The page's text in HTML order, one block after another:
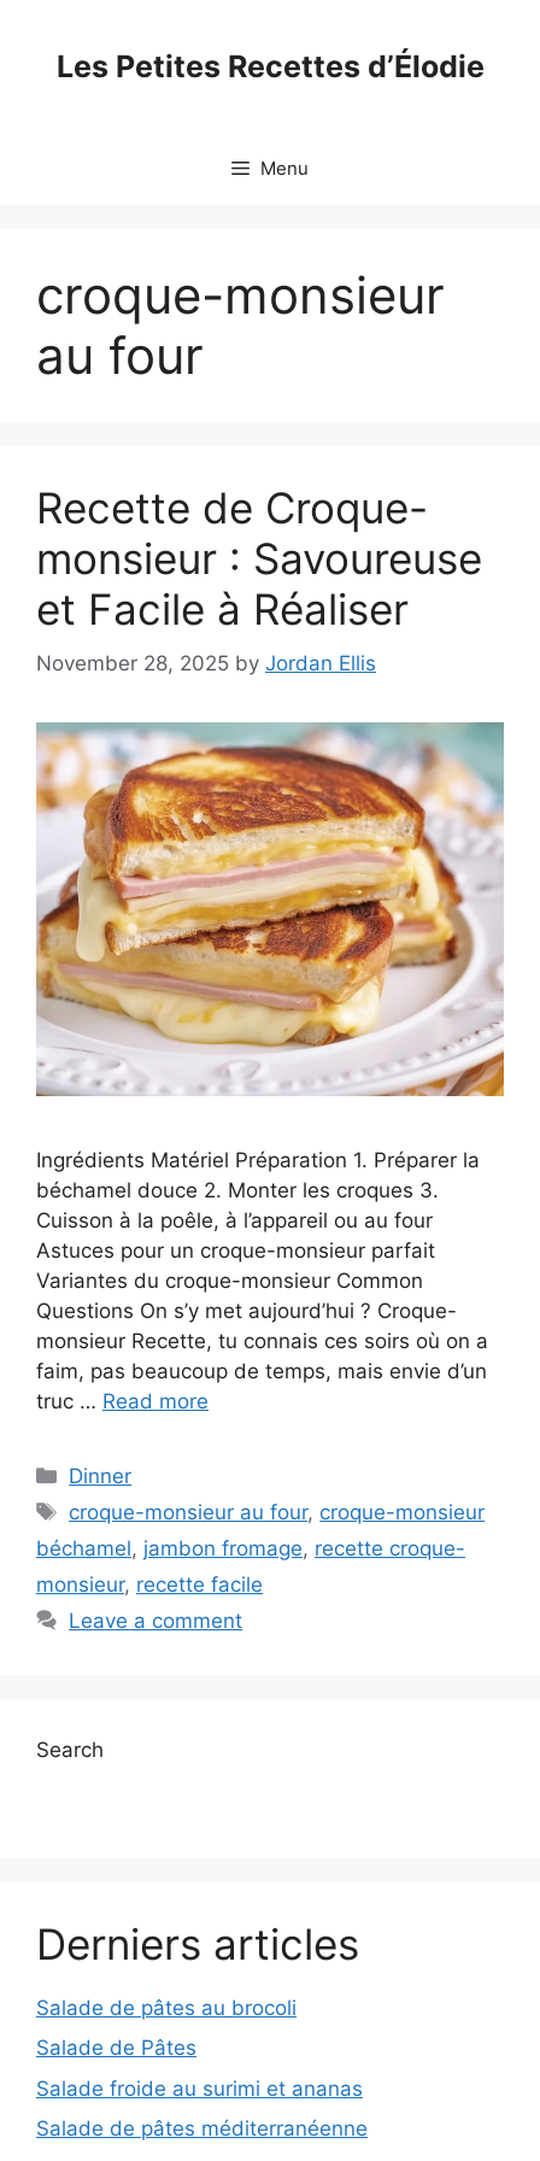
contentLes Petites Recettes d’Élodie
Menu
croque-monsieur
au four
Recette de Croque-
monsieur : Savoureuse
et Facile à Réaliser
November 28, 2025 by Jordan Ellis
Ingrédients Matériel Préparation 1. Préparer la
béchamel douce 2. Monter les croques 3.
Cuisson à la poêle, à l’appareil ou au four
Astuces pour un croque-monsieur parfait
Variantes du croque-monsieur Common
Questions On s’y met aujourd’hui ? Croque-
monsieur Recette, tu connais ces soirs où on a
faim, pas beaucoup de temps, mais envie d’un
truc … Read more
Categories
Dinner
Tags
croque-monsieur au four, croque-monsieur
béchamel, jambon fromage, recette croque-
monsieur, recette facile
Leave a comment
Search
Derniers articles
Salade de pâtes au brocoli
Salade de Pâtes
Salade froide au surimi et ananas
Salade de pâtes méditerranéenne